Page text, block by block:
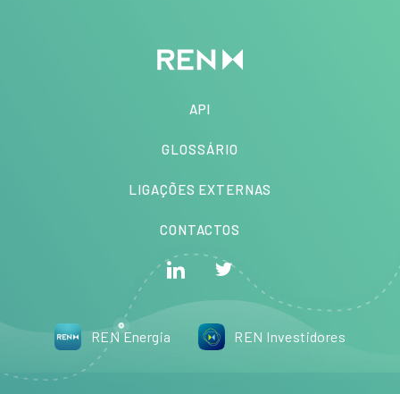
API
GLOSSÁRIO
LIGAÇÕES EXTERNAS
CONTACTOS
REN Energia REN Investidores